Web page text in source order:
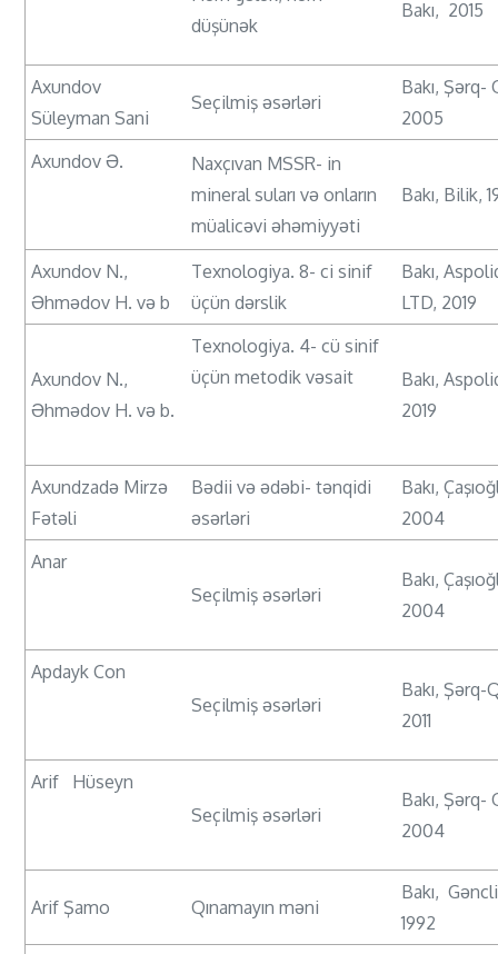
düşünək
Bakı, 2015
Axundov
Süleyman Sani
Seçilmiş əsərləri
Bakı, Şərq-
2005
Axundov Ə.
Naxçıvan MSSR- in
mineral suları və onların
müalicəvi əhəmiyyəti
Bakı, Bilik,
Axundov N.,
Əhmədov H. və b
Texnologiya. 8- ci sinif
üçün dərslik
Bakı,
LTD, 2019
Axundov N.,
Əhmədov H. və b.
Texnologiya. 4- cü sinif
üçün metodik vəsait
Bakı,
2019
Axundzadə Mirzə
Fətəli
Bədii və ədəbi- tənqidi
əsərləri
Bakı,
2004
Anar
Seçilmiş əsərləri
Bakı,
2004
Apdayk Con
Seçilmiş əsərləri
Bakı, Şərq-
2011
Arif Hüseyn
Seçilmiş əsərləri
Bakı, Şərq-
2004
Arif Şamo Qınamayın məni
Bakı,
1992